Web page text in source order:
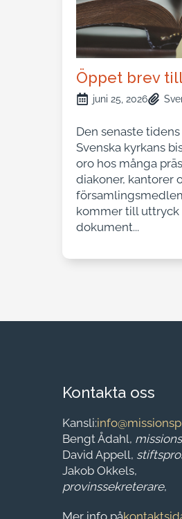
Öppet brev
juni 25, 2026
Den senaste
Svenska kyrkans
oro hos många
diakoner, kantorer
kommer till uttryck
dokument...
Kontakta oss
Kansli:
Bengt Ådahl,
David Appell,
Jakob Okkels,
provinssekreterare,
Mer info på